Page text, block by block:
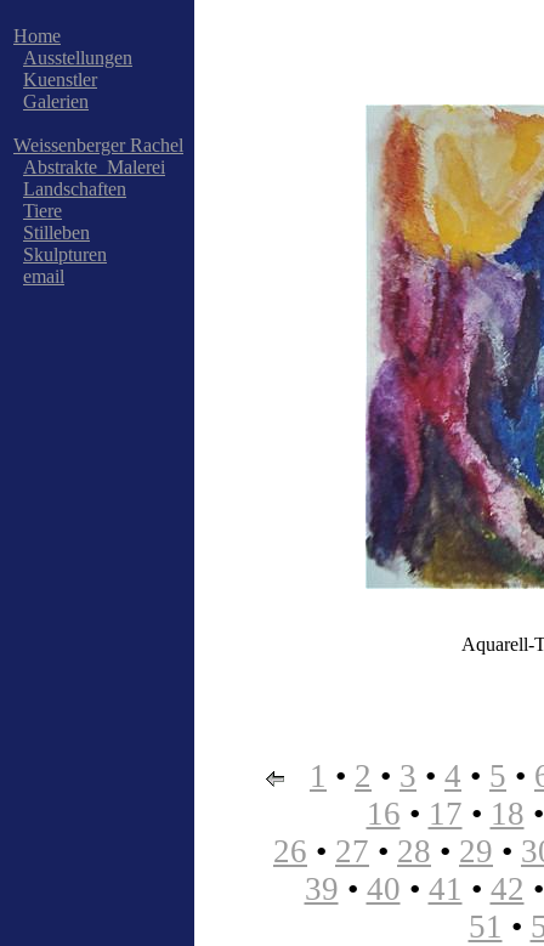
Home
Ausstellungen
Kuenstler
Galerien
Weissenberger Rachel
Abstrakte_Malerei
Landschaften
Tiere
Stilleben
Skulpturen
email
Aquarell-
1 • 2 • 3 • 4 • 5 •
16 • 17 • 18
26 • 27 • 28 • 29 •
39 • 40 • 41 • 42
51 •